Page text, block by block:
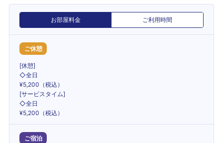
お部屋料金 ご利用時間
ご休憩
[休憩]
◇全日
¥5,200（税込）
[サービスタイム]
◇全日
¥5,200（税込）
ご宿泊